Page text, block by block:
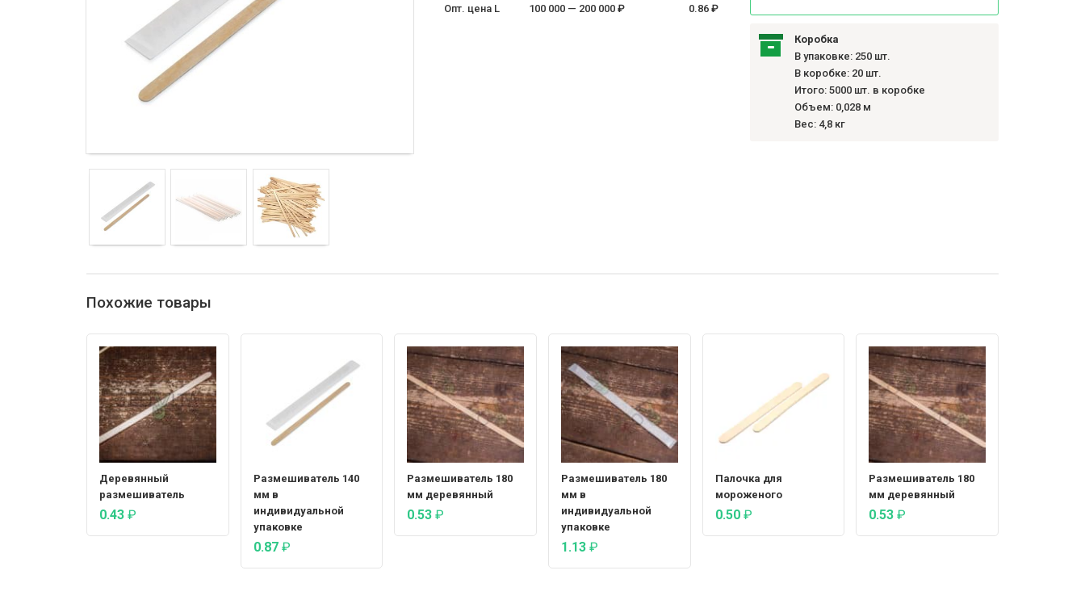
Коробка
В упаковке: 250 шт.
В коробке: 20 шт.
Итого: 5000 шт. в коробке
Объем: 0,028 м
Вес: 4,8 кг
Опт. цена L 100 000 — 200 000 ₽ 0.86 ₽
Похожие товары
Деревянный
размешиватель
0.43 ₽
Размешиватель 140
мм в
индивидуальной
упаковке
0.87 ₽
Размешиватель 180
мм деревянный
0.53₽
Размешиватель 180
мм в
индивидуальной
упаковке
1.13 ₽
Палочка для
мороженого
0.50 ₽
Размешиватель 180
мм деревянный
0.53₽